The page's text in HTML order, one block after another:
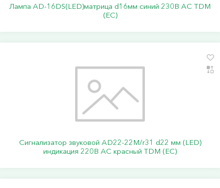
Лампа AD-16DS(LED)матрица d16мм синий 230В АС TDM
(ЕС)
Сигнализатор звуковой AD22-22M/r31 d22 мм (LED)
индикация 220В AC красный TDM (ЕС)